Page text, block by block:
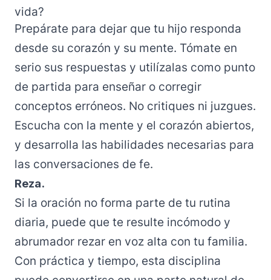
vida?
Prepárate para dejar que tu hijo responda
desde su corazón y su mente. Tómate en
serio sus respuestas y utilízalas como punto
de partida para enseñar o corregir
conceptos erróneos. No critiques ni juzgues.
Escucha con la mente y el corazón abiertos,
y desarrolla las habilidades necesarias para
las conversaciones de fe.
Reza.
Si la oración no forma parte de tu rutina
diaria, puede que te resulte incómodo y
abrumador rezar en voz alta con tu familia.
Con práctica y tiempo, esta disciplina